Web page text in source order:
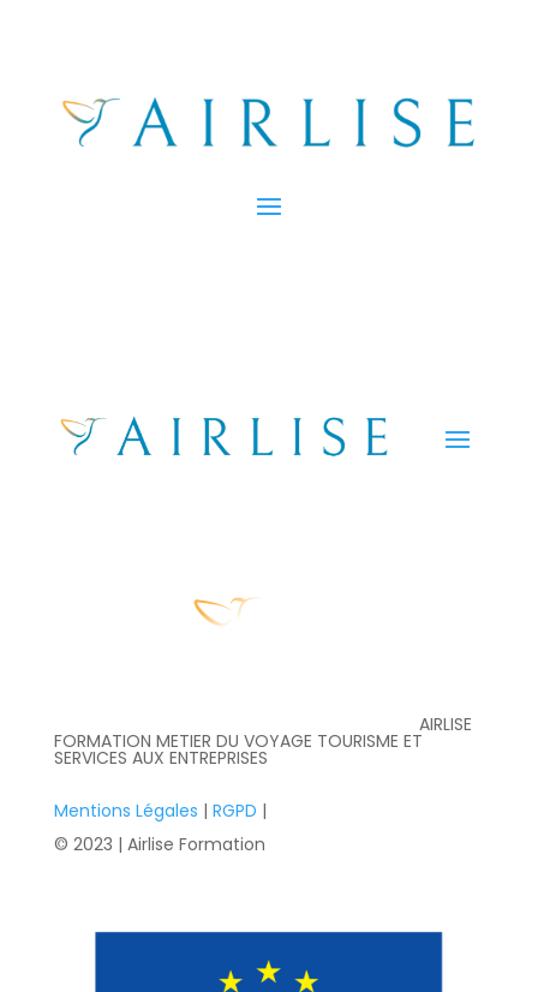
Merci pour votre inscription
!
Nous vous avons envoyé un
AIRLISE
FORMATION METIER DU VOYAGE TOURISME ET
SERVICES AUX ENTREPRISES
Mentions Légales | RGPD |
© 2023 | Airlise Formation